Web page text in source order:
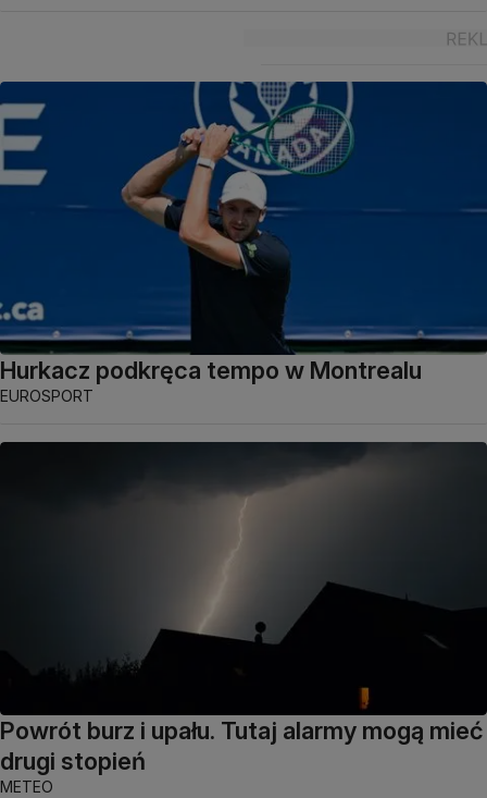
Hurkacz podkręca tempo w Montrealu
EUROSPORT
Powrót burz i upału. Tutaj alarmy mogą mieć
drugi stopień
METEO